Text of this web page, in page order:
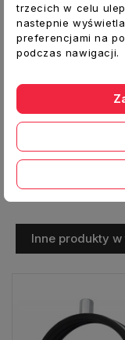
Średnica d1
Średnicad3
Wysokość
H
DługośćL
Materiał:
Inne produkty
trzecich w celu
nastepnie
preferencjami na
podczas nawigacji.